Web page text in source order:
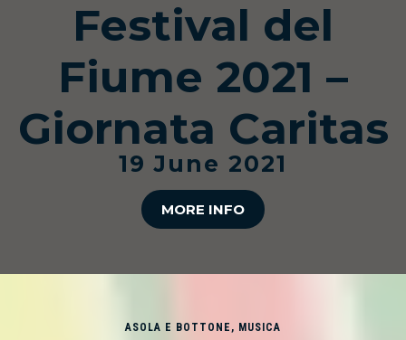
Festival del
Fiume 2021 –
Giornata Caritas
19 June 2021
MORE INFO
ASOLA E BOTTONE , MUSICA